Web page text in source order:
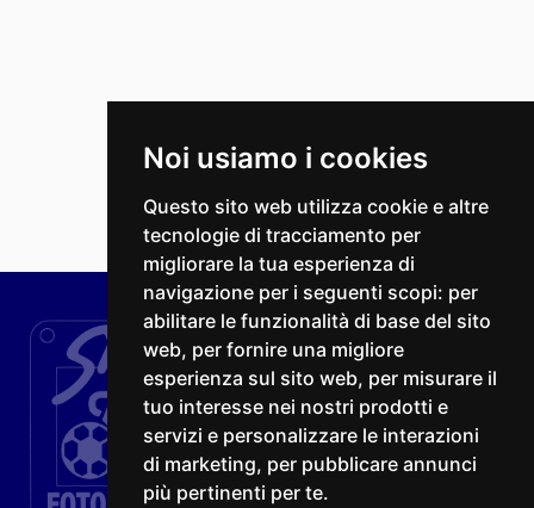
Noi usiamo i cookies
Questo sito web utilizza cookie e altre
tecnologie di tracciamento per
migliorare la tua esperienza di
navigazione per i seguenti scopi: per
abilitare le funzionalità di base del sito
web, per fornire una migliore
esperienza sul sito web, per misurare il
tuo interesse nei nostri prodotti e
servizi e personalizzare le interazioni
di marketing, per pubblicare annunci
più pertinenti per te.